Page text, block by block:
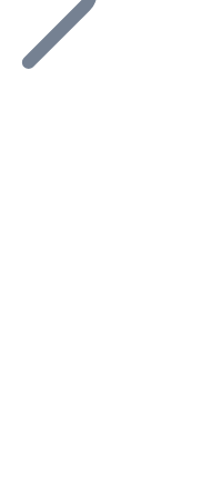
e
al nostro servizio di